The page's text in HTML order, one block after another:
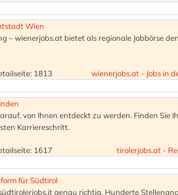
Wien
– wienerjobs.at bietet als regionale Jobbörse
1813 wienerjobs.at - Jobs in
von Ihnen entdeckt zu werden. Finden Sie
Karriereschritt.
1617 tirolerjobs.at -
für Südtirol
genau richtig. Hunderte